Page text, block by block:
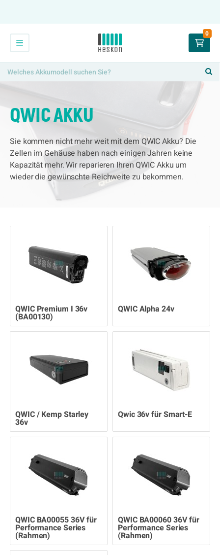
0
QWIC AKKU
Sie kommen nicht mehr weit mit dem QWIC Akku? Die
Zellen im Gehäuse haben nach einigen Jahren keine
Kapazität mehr. Wir reparieren Ihren QWIC Akku um
wieder die gewünschte Reichweite zu bekommen.
QWIC Premium I 36v
(BA00130)
QWIC Alpha 24v
QWIC / Kemp Starley
36v
Qwic 36v für Smart-E
QWIC BA00055 36V für
Performance Series
(Rahmen)
QWIC BA00060 36V für
Performance Series
(Rahmen)